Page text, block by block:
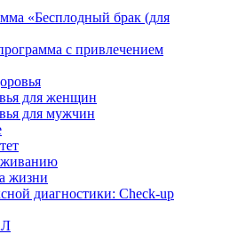
«Бесплодный брак (для
с привлечением
для женщин
для мужчин
жизни
диагностики: Check-up